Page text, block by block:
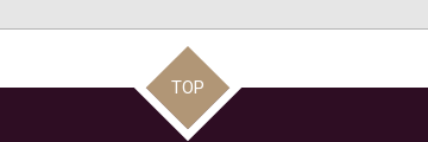
TOP